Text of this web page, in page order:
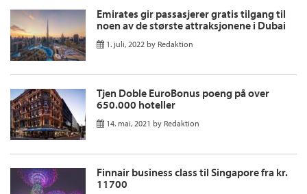
Emirates gir passasjerer gratis tilgang til
noen av de største attraksjonene i Dubai
1. juli, 2022 by Redaktion
Tjen Doble EuroBonus poeng på over
650.000 hoteller
14. mai, 2021 by Redaktion
Finnair business class til Singapore fra kr.
11700